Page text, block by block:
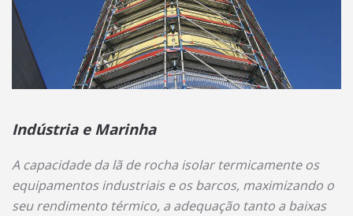
Indústria e Marinha
A capacidade da lã de rocha isolar termicamente os
equipamentos industriais e os barcos, maximizando o
seu rendimento térmico, a adequação tanto a baixas